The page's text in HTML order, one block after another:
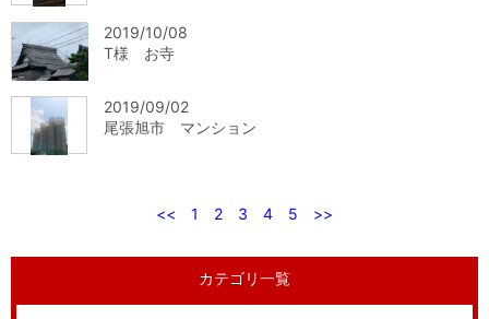
2019/10/08
T様 お寺
2019/09/02
尾張旭市 マンション
<< 1 2 3 4 5 >>
カテゴリ一覧